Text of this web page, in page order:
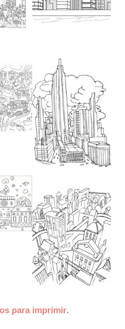
para imprimir.